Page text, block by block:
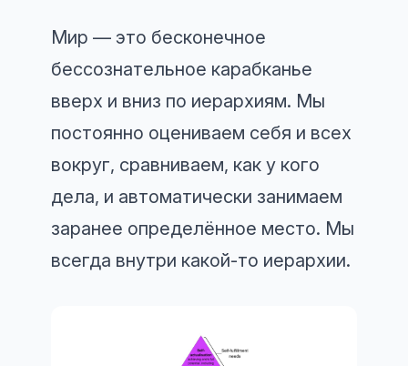
Мир — это бесконечное
бессознательное карабканье
вверх и вниз по иерархиям. Мы
постоянно оцениваем себя и всех
вокруг, сравниваем, как у кого
дела, и автоматически занимаем
заранее определённое место. Мы
всегда внутри какой-то иерархии.